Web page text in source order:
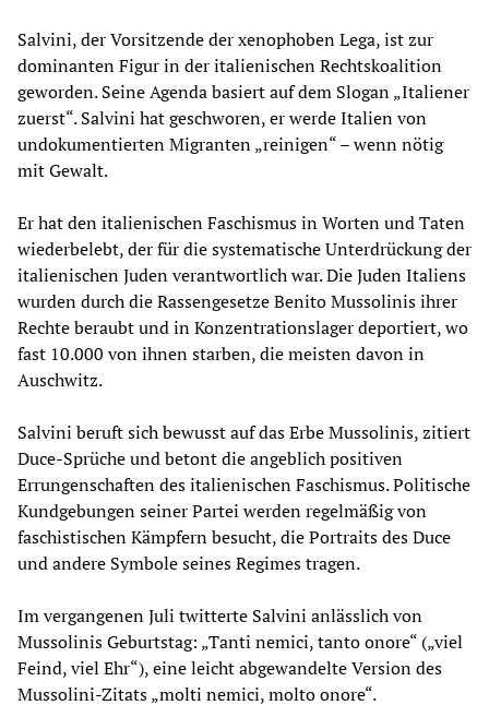
Salvini, der Vorsitzende der xenophoben Lega, ist zur
dominanten Figur in der italienischen Rechtskoalition
geworden. Seine Agenda basiert auf dem Slogan „Italiener
zuerst“. Salvini hat geschworen, er werde Italien von
undokumentierten Migranten „reinigen“ – wenn nötig
mit Gewalt.
Er hat den italienischen Faschismus in Worten und Taten
wiederbelebt, der für die systematische Unterdrückung der
italienischen Juden verantwortlich war. Die Juden Italiens
wurden durch die Rassengesetze Benito Mussolinis ihrer
Rechte beraubt und in Konzentrationslager deportiert, wo
fast 10.000 von ihnen starben, die meisten davon in
Auschwitz.
Salvini beruft sich bewusst auf das Erbe Mussolinis, zitiert
Duce-Sprüche und betont die angeblich positiven
Errungenschaften des italienischen Faschismus. Politische
Kundgebungen seiner Partei werden regelmäßig von
faschistischen Kämpfern besucht, die Portraits des Duce
und andere Symbole seines Regimes tragen.
Im vergangenen Juli twitterte Salvini anlässlich von
Mussolinis Geburtstag: „Tanti nemici, tanto onore“ („viel
Feind, viel Ehr“), eine leicht abgewandelte Version des
Mussolini-Zitats „molti nemici, molto onore“.